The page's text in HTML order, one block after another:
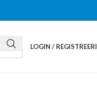
LOGIN / REGISTREERI